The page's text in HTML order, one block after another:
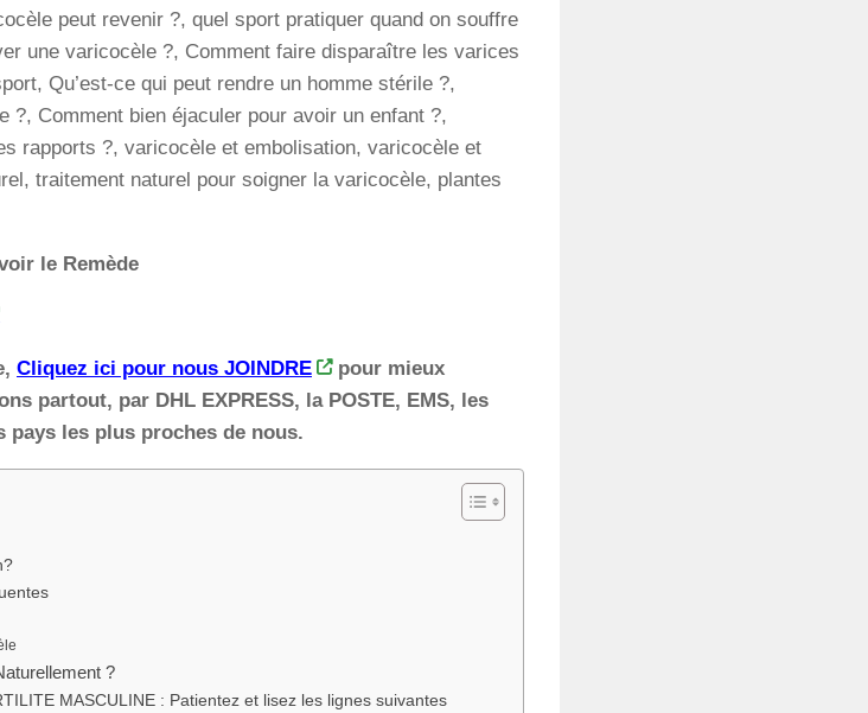
peut revenir ?, quel sport pratiquer quand on souffre
une varicocèle ?, Comment faire disparaître les varices
Qu’est-ce qui peut rendre un homme stérile ?,
?, Comment bien éjaculer pour avoir un enfant ?,
rapports ?, varicocèle et embolisation, varicocèle et
traitement naturel pour soigner la varicocèle, plantes
le Remède
Cliquez ici pour nous JOINDRE
pour mieux
partout, par DHL EXPRESS, la POSTE, EMS, les
pays les plus proches de nous.
?
MASCULINE : Patientez et lisez les lignes suivantes